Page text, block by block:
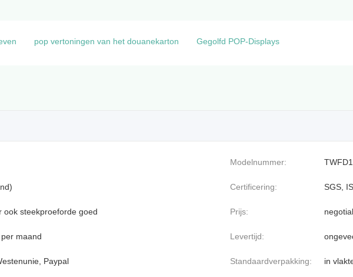
pop vertoningen van het douanekarton Gegolfd POP-Displays
Modelnummer:
Certificering: SGS,
ook steekproeforde goed Prijs:
maand Levertijd:
Paypal Standaardverpakking: in